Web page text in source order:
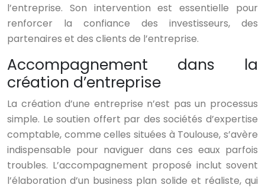
l’entreprise. Son intervention est essentielle pour
renforcer la confiance des investisseurs, des
partenaires et des clients de l’entreprise.
Accompagnement dans la
création d’entreprise
La création d’une entreprise n’est pas un processus
simple. Le soutien offert par des sociétés d’expertise
comptable, comme celles situées à Toulouse, s’avère
indispensable pour naviguer dans ces eaux parfois
troubles. L’accompagnement proposé inclut sovent
l’élaboration d’un business plan solide et réaliste, qui